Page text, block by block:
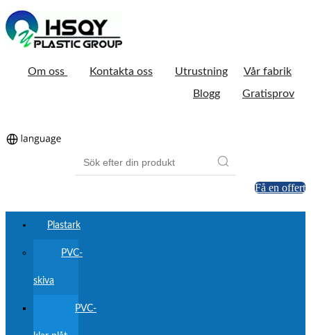
Om oss Kontakta oss Utrustning
Vår fabrik
Blogg
Gratisprov
Få en offert
Plastark
PVC-
skiva
PVC-